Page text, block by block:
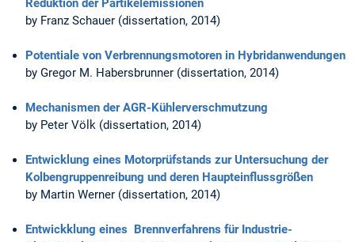
Reduktion der Partikelemissionen
by Franz Schauer (dissertation, 2014)
Potentiale von Verbrennungsmotoren in Hybridanwendungen
by Gregor M. Habersbrunner (dissertation, 2014)
Mechanismen der AGR-Kühlerverschmutzung
by Peter Völk (dissertation, 2014)
Entwicklung eines Motorprüfstands zur Untersuchung der
Kolbengruppenreibung und deren Haupteinflussgrößen
by Martin Werner (dissertation, 2014)
Entwickklung eines Brennverfahrens für Industrie-